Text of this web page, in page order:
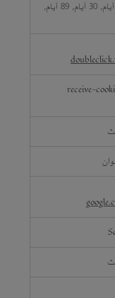
364 أيام, 30 أيام, بضع ثوان, 179 أيام, 30 أيام, 89 أيام,
receive-